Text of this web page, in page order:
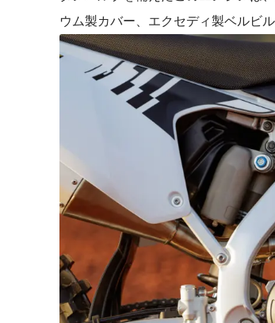
ウム製カバー、エクセディ製ベルビ